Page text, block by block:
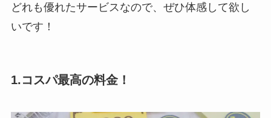
どれも優れたサービスなので、ぜひ体感して欲し
いです！
1.コスパ最高の料金！